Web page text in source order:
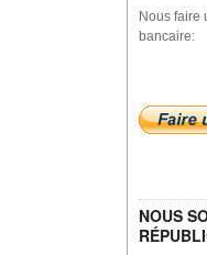
Nous faire
bancaire:
NOUS